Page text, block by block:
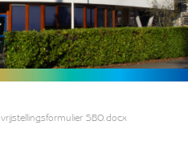
vrijstellingsformulier SBO.docx